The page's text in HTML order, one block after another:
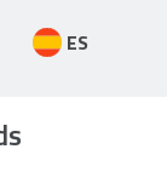
ES